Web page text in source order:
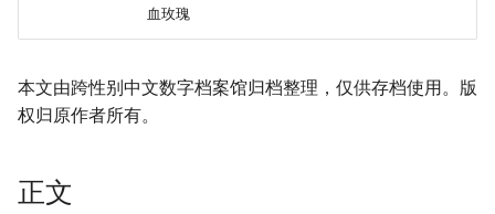
血玫瑰
本文由跨性别中文数字档案馆归档整理，仅供存档使用。版
权归原作者所有。
正文